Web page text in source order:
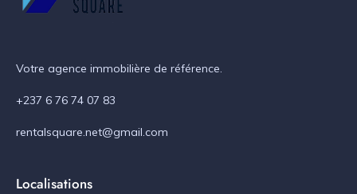
Votre agence immobilière de référence.
+237 6 76 74 07 83
rentalsquare.net@gmail.com
Localisations